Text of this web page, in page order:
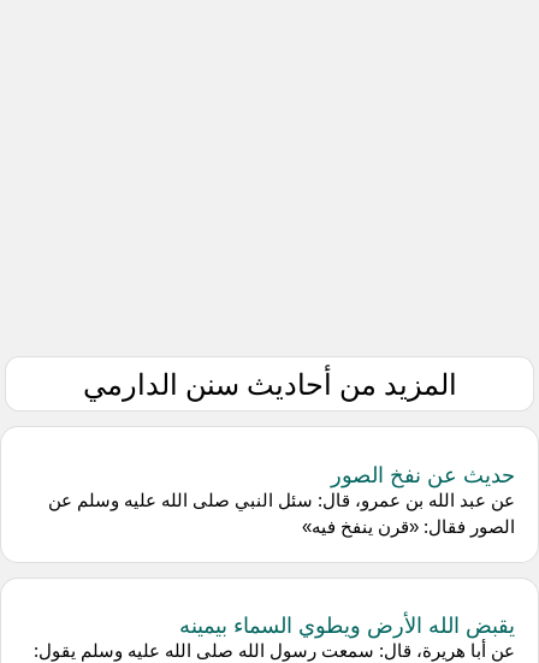
المزيد من أحاديث سنن الدارمي
حديث عن نفخ الصور
عن عبد الله بن عمرو، قال: سئل النبي صلى الله عليه وسلم عن
الصور فقال: «قرن ينفخ فيه»
يقبض الله الأرض ويطوي السماء بيمينه
عن أبا هريرة، قال: سمعت رسول الله صلى الله عليه وسلم يقول: